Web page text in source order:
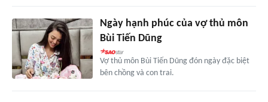
Ngày hạnh phúc của vợ thủ môn
Bùi Tiến Dũng
Vợ thủ môn Bùi Tiến Dũng đón ngày đặc biệt
bên chồng và con trai.